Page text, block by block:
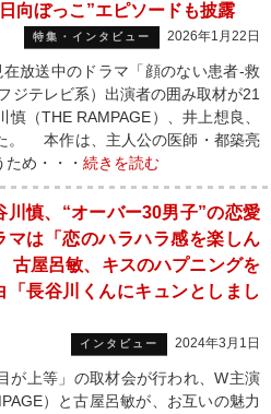
向ぼっこ”エピソードも披露
特集・インタビュー 2026年1月22日
放送中のドラマ「顔のない患者-救
ジテレビ系）出演者の囲み取材が21
（THE RAMPAGE）、井上想良、
。 本作は、主人公の医師・都築亮
ため・・・ 続きを読む
川慎、“オーバー30男子”の恋愛
マは「恋のハラハラ感を楽しん
古屋呂敏、キスのハプニングを
「長谷川くんにキュンとしまし
インタビュー 2024年3月1日
上等」の取材会が行われ、W主演
）と古屋呂敏が、お互いの魅力